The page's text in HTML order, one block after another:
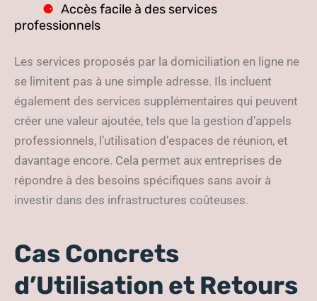
Accès facile à des services
professionnels
Les services proposés par la domiciliation en ligne ne
se limitent pas à une simple adresse. Ils incluent
également des services supplémentaires qui peuvent
créer une valeur ajoutée, tels que la gestion d’appels
professionnels, l’utilisation d’espaces de réunion, et
davantage encore. Cela permet aux entreprises de
répondre à des besoins spécifiques sans avoir à
investir dans des infrastructures coûteuses.
Cas Concrets
d’Utilisation et Retours